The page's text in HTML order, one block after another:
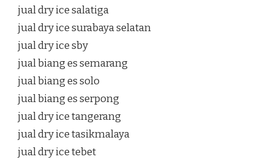
jual dry ice salatiga
jual dry ice surabaya selatan
jual dry ice sby
jual biang es semarang
jual biang es solo
jual biang es serpong
jual dry ice tangerang
jual dry ice tasikmalaya
jual dry ice tebet